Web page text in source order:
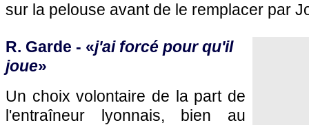
sur la pelouse avant de le remplacer par
R. Garde - «j'ai forcé pour qu'il
joue»
Un choix volontaire de la part de
l'entraîneur lyonnais, bien au